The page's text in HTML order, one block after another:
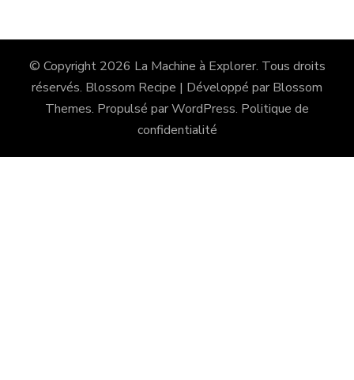
© Copyright 2026 La Machine à Explorer. Tous droits
réservés. Blossom Recipe | Développé par Blossom
Themes. Propulsé parWordPress. Politique de
confidentialité